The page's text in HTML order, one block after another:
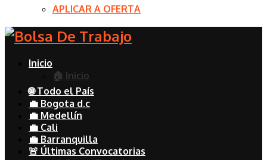
APLICAR A OFERTA
Inicio
🏠 Inicio
🌐 Todo el País
💼 Bogota d.c
💼 Medellín
💼 Cali
💼 Barranquilla
🚨 Últimas Convocatorias